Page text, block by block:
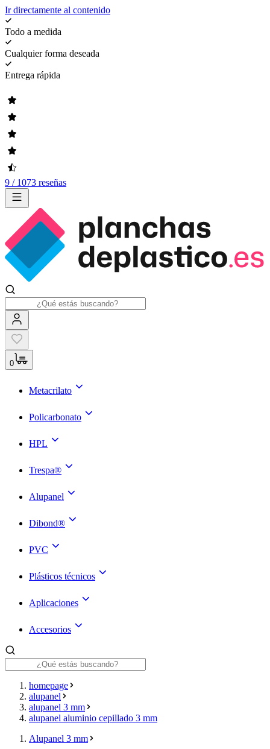
Ir directamente al contenido
Todo a medida
Cualquier forma deseada
Entrega rápida
9 / 1073 reseñas
0
Metacrilato
Policarbonato
HPL
Trespa®
Alupanel
Dibond®
PVC
Plásticos técnicos
Aplicaciones
Accesorios
homepage
alupanel
alupanel 3 mm
alupanel aluminio cepillado 3 mm
Alupanel 3 mm